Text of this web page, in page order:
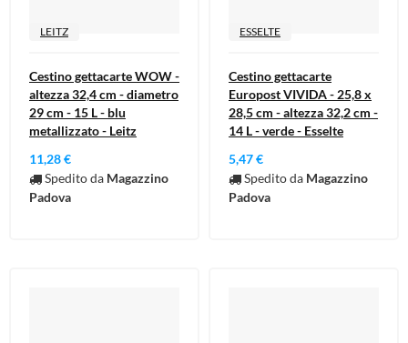
LEITZ
Cestino gettacarte WOW -
altezza 32,4 cm - diametro
29 cm - 15 L - blu
metallizzato - Leitz
11,28 €
Spedito da Magazzino
Padova
ESSELTE
Cestino gettacarte
Europost VIVIDA - 25,8 x
28,5 cm - altezza 32,2 cm -
14 L - verde - Esselte
5,47 €
Spedito da Magazzino
Padova